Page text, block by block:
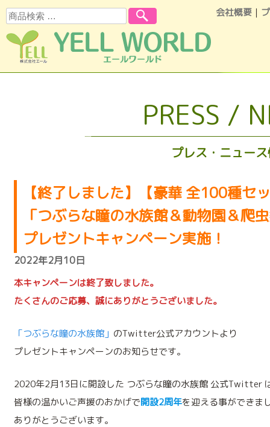
会社概要 ｜
検索
PRESS /
プレス・ニュー
【終了しました】【豪華 全100種
「つぶらな瞳の水族館＆動物園＆爬
プレゼントキャンペーン実施！
2022年2月10日
本キャンペーンは終了致しました。
たくさんのご応募、誠にありがとうございました。
「つぶらな瞳の水族館」 のTwitter公式アカウントより
プレゼントキャンペーンのお知らせです。
2020年2月13日に開設した つぶらな瞳の水族館 公式Twitter
皆様の温かいご声援のおかげで開設2周年を迎える事ができま
ありがとうございます。